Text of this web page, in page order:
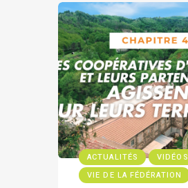
ACTUALITÉS
VIDÉOS
VIE DE LA FÉDÉRATION